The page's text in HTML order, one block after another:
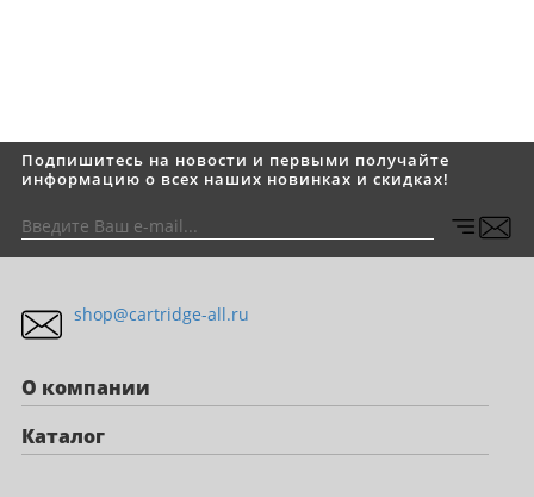
Подпишитесь на новости и первыми получайте
информацию о всех наших новинках и скидках!
shop@cartridge-all.ru
О компании
Каталог